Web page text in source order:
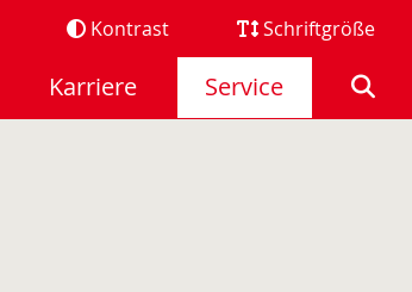
Kontrast Schriftgröße
Karriere Service